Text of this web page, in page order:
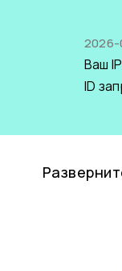
2026-
Ваш
ID